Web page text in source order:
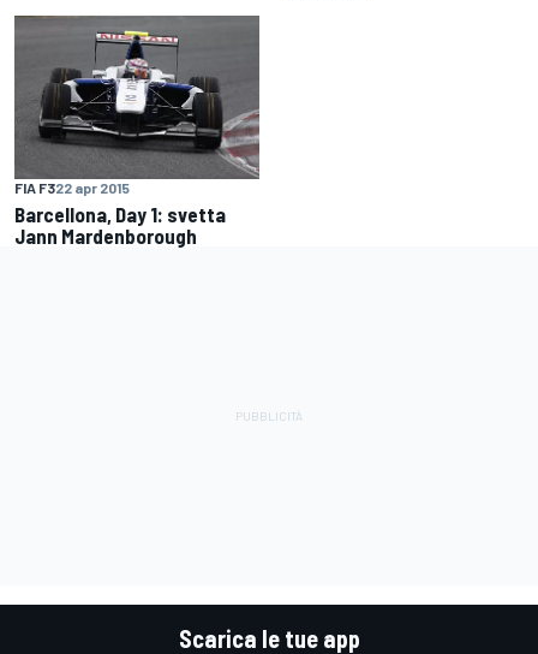
FIA F322 apr 2015
Barcellona, Day 1: svetta
Jann Mardenborough
Scarica le tue app